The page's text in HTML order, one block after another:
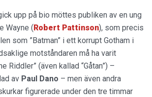
upp på bio möttes publiken av en ung
Wayne (Robert Pattinson), som precis
som ”Batman” i ett korrupt Gotham i
motståndaren må ha varit
Riddler” (även kallad “Gåtan”) –
av Paul Dano – men även andra
figurerade under den tre timmar